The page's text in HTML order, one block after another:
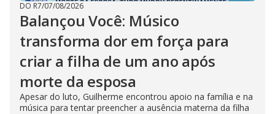
DO R7/07/08/2026
Balançou Você: Músico
transforma dor em força para
criar a filha de um ano após
morte da esposa
Apesar do luto, Guilherme encontrou apoio na família e na
música para tentar preencher a ausência materna da filha